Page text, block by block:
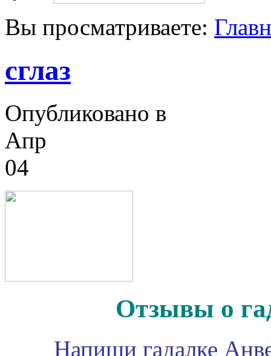
Вы просматриваете:
сглаз
Опубликовано в
Апр
04
Отзывы о
Напиши гадалке